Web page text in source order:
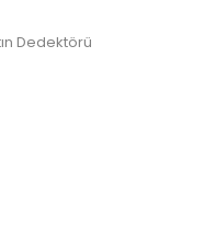
Dedektörü